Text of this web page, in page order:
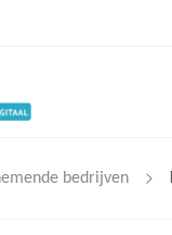
bedrijven